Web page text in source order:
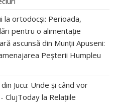
la ortodocși: Perioada,
pentru o alimentație
ascunsă din Munții Apuseni:
Peșterii Humpleu
Jucu: Unde și când vor
ClujToday la Relațiile